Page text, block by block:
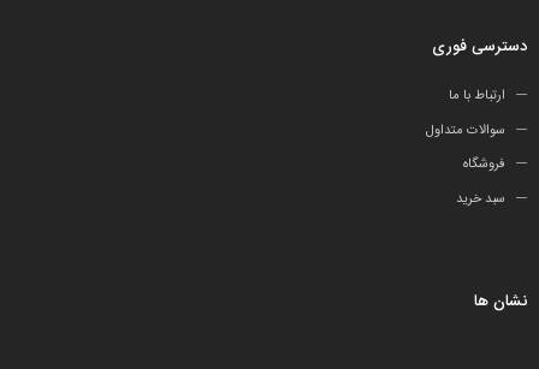
دسترسی فوری
ارتباط با ما
سوالات متداول
فروشگاه
سبد خرید
نشان ها